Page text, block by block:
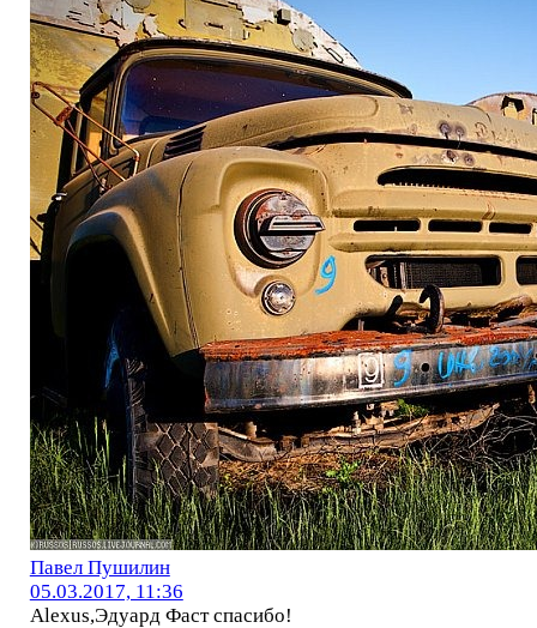
Павел Пушилин
05.03.2017, 11:36
Alexus,Эдуард Фаст спасибо!